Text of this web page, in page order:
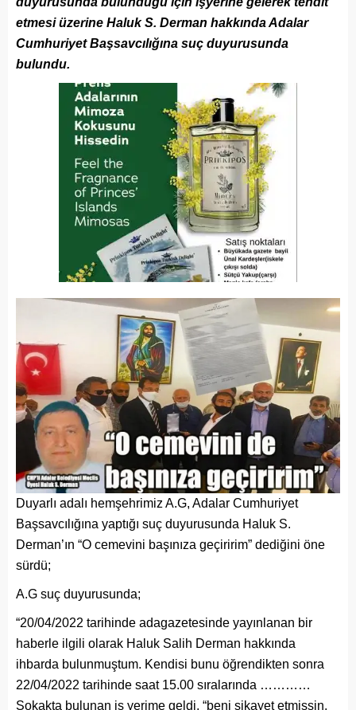
etmesi üzerine Haluk S. Derman hakkında Adalar
Cumhuriyet Başsavcılığına suç duyurusunda
bulundu.
Duyarlı adalı hemşehrimiz A.G, Adalar Cumhuriyet
Başsavcılığına yaptığı suç duyurusunda Haluk S.
Derman’ın “O cemevini başınıza geçiririm” dediğini öne
sürdü;
A.G suç duyurusunda;
“20/04/2022 tarihinde adagazetesinde yayınlanan bir
haberle ilgili olarak Haluk Salih Derman hakkında
ihbarda bulunmuştum. Kendisi bunu öğrendikten sonra
22/04/2022 tarihinde saat 15.00 sıralarında …………
Sokakta bulunan iş yerime geldi, “beni şikayet etmişsin,